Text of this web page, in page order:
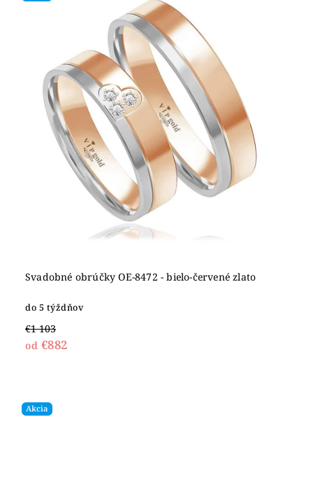
Svadobné obrúčky OE-8472 - bielo-červené zlato
do 5 týždňov
€1 103
od €882
Akcia